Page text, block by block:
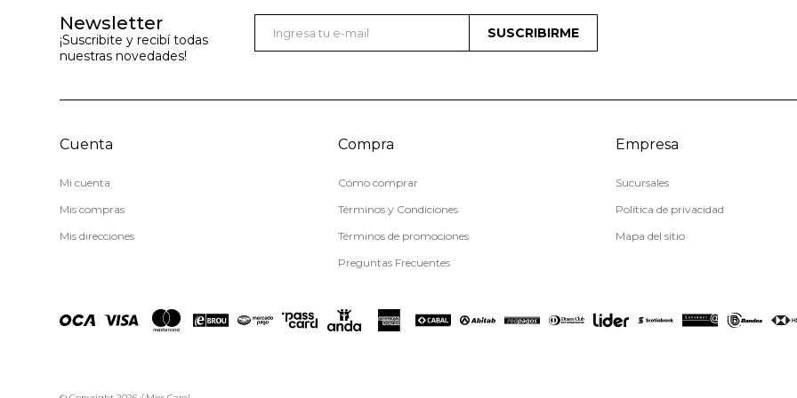
Newsletter
¡Suscribite y recibí todas
nuestras novedades!
SUSCRIBIRME
Cuenta
Mi cuenta
Mis compras
Mis direcciones
Compra
Cómo comprar
Términos y Condiciones
Términos de promociones
Preguntas Frecuentes
Empresa
Sucursales
Política de privacidad
Mapa del sitio